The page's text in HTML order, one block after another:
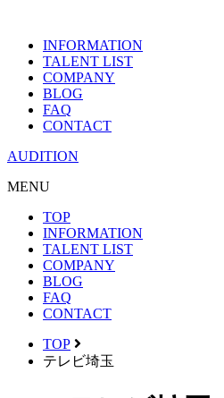
INFORMATION
TALENT LIST
COMPANY
BLOG
FAQ
CONTACT
AUDITION
MENU
TOP
INFORMATION
TALENT LIST
COMPANY
BLOG
FAQ
CONTACT
TOP
テレビ埼玉